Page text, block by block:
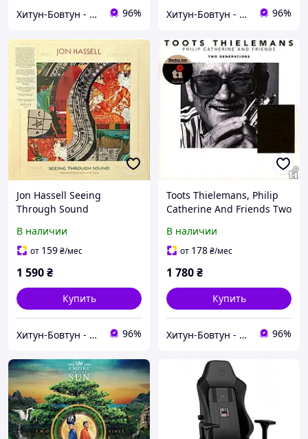
Хитун-Бовтун - книги та вініл 96% Хитун-Бовтун - книги та вініл 96%
Jon Hassell Seeing
Through Sound
(LP, Album, Vinyl)
В наличии
от 159₴/мес
1 590₴
Купить
Хитун-Бовтун - книги та вініл 96%
Toots Thielemans, Philip
Catherine And Friends Two
Edition, Numbered,
Stereo, White Vinyl)
В наличии
от 178₴/мес
1 780₴
Купить
Хитун-Бовтун - книги та вініл 96%